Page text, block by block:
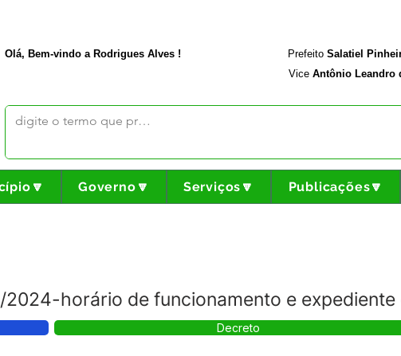
Olá, Bem-vindo a Rodrigues Alves ! Prefeito Salatiel
Vice Antônio Leandro
Governo🔽 Serviços🔽 Publicações🔽
2024-horário de funcionamento e
Decreto